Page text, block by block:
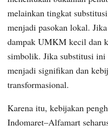
melainkan tingkat
menjadi pasokan lokal.
dampak UMKM kecil dan
simbolik. Jika substitusi
menjadi signifikan dan
transformasional.
Karena itu, kebijakan
Indomaret–Alfamart